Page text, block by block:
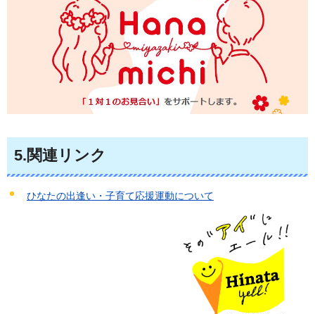
5.関連リンク
ひなたの出逢い・子育て応援運動について